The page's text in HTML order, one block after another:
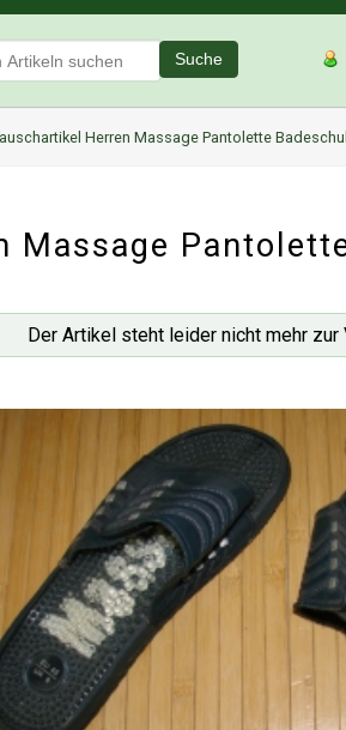
Suche
Herren Massage Pantolette
Massage
Der Artikel steht leider nicht mehr zur